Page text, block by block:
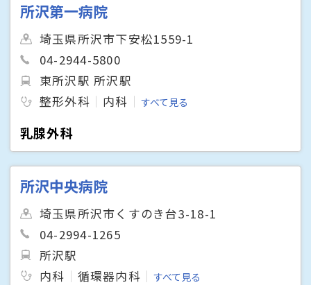
所沢第一病院
埼玉県所沢市下安松1559-1
04-2944-5800
東所沢駅 所沢駅
整形外科
内科 すべて見る
乳腺外科
所沢中央病院
埼玉県所沢市くすのき台3-18-1
04-2994-1265
所沢駅
内科
循環器内科 すべて見る